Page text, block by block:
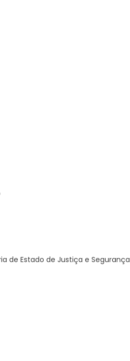
de Estado de Justiça e